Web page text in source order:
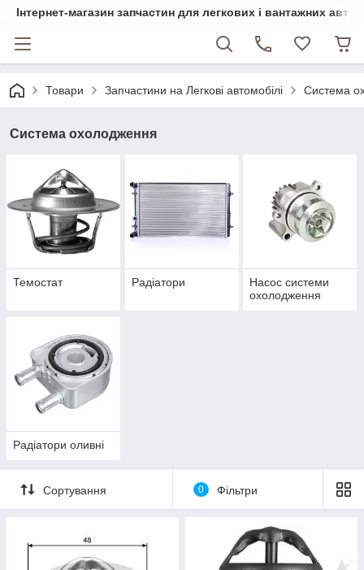
Інтернет-магазин запчастин для легкових і вантажних
Товари Запчастини на Легкові автомобілі Система
Система охолодження
Темостат Радіатори
Насос системи
охолодження
Радіатори оливні
Сортування 0 Фільтри